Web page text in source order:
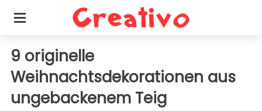
9 originelle
Weihnachtsdekorationen aus
ungebackenem Teig